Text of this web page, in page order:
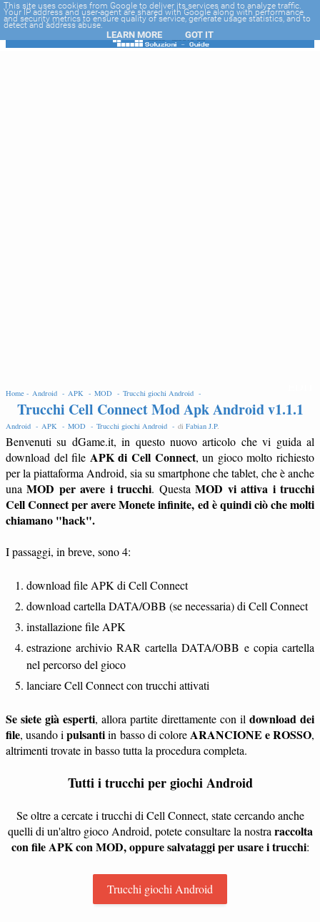
-->
Home - Android - APK - MOD - Trucchi giochi Android -
Trucchi Cell Connect Mod Apk Android v1.1.1
Android - APK - MOD - Trucchi giochi Android - di Fabian J.P.
Benvenuti su dGame.it, in questo nuovo articolo che vi guida al
download del file APK di Cell Connect, un gioco molto richiesto
per la piattaforma Android, sia su smartphone che tablet, che è anche
unaMOD per avere i trucchi. QuestaMOD vi attiva i trucchi
Cell Connect per avere Monete infinite, ed è quindi ciò che molti
chiamano "hack".
I passaggi, in breve, sono 4:
download file APK di Cell Connect
download cartella DATA/OBB (se necessaria) di Cell Connect
installazione file APK
estrazione archivio RAR cartella DATA/OBB e copia cartella
nel percorso del gioco
lanciare Cell Connect con trucchi attivati
Se siete già esperti, allora partite direttamente con il download dei
file, usando ipulsantiin basso di coloreARANCIONE e ROSSO,
altrimenti trovate in basso tutta la procedura completa.
Tutti i trucchi per giochi Android
Se oltre a cercate i trucchi di Cell Connect, state cercando anche
quelli di un'altro gioco Android, potete consultare la nostra raccolta
con file APK con MOD, oppure salvataggi per usare i trucchi:
Trucchi giochi Android
This site uses cookies from Google to deliver its services and to analyze traffic.
Your IP address and user-agent are shared with Google along with performance
and security metrics to ensure quality of service, generate usage statistics, and to
detect and address abuse.
LEARN MORE GOT IT